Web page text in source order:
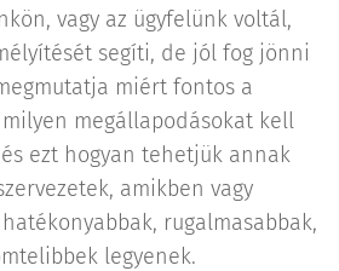
vagy az ügyfelünk voltál,
segíti, de jól fog jönni
miért fontos a
megállapodásokat kell
ezt hogyan tehetjük annak
amikben vagy
rugalmasabbak,
legyenek.